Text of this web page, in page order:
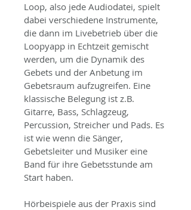
Loop, also jede Audiodatei, spielt
dabei verschiedene Instrumente,
die dann im Livebetrieb über die
Loopyapp in Echtzeit gemischt
werden, um die Dynamik des
Gebets und der Anbetung im
Gebetsraum aufzugreifen. Eine
klassische Belegung ist z.B.
Gitarre, Bass, Schlagzeug,
Percussion, Streicher und Pads. Es
ist wie wenn die Sänger,
Gebetsleiter und Musiker eine
Band für ihre Gebetsstunde am
Start haben.
Hörbeispiele aus der Praxis sind